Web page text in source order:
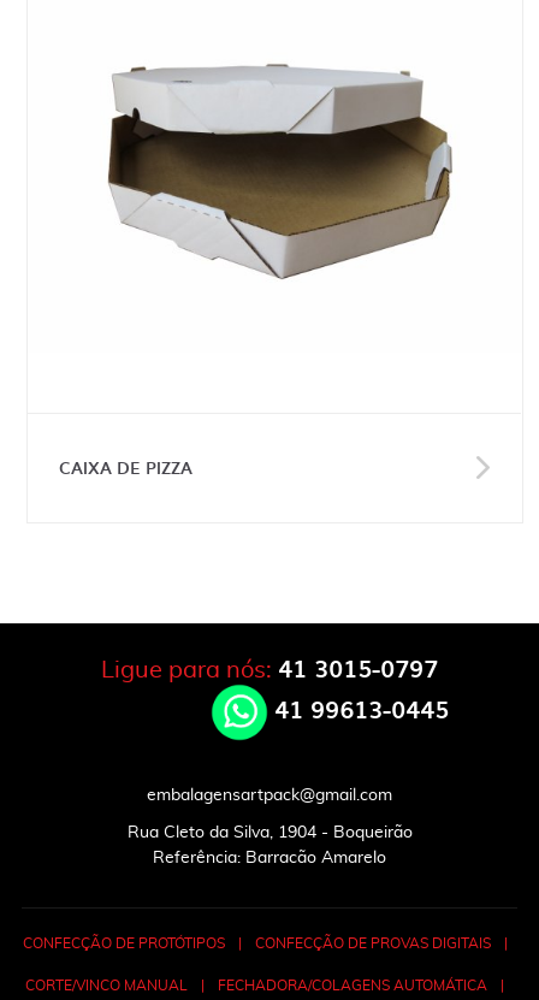
CAIXA DE PIZZA
Ligue para nós: 41 3015-0797
41 99613-0445
embalagensartpack@gmail.com
Rua Cleto da Silva, 1904 - Boqueirão
Referência: Barracão Amarelo
CONFECÇÃO DE PROTÓTIPOS CONFECÇÃO DE PROVAS DIGITAIS
CORTE/VINCO MANUAL FECHADORA/COLAGENS AUTOMÁTICA